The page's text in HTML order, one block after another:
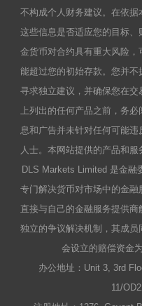
不构成个人财务建议。在依
这些信息是否适应您的目标
金货币对合约具有重大风险
能超过您的初始存款。您并
寻求独立建议，并确保您在
上列出的任何产品之前，务
息和广告并未针对任何可能
人士。本网站提供的产品和服
DLS Markets Limited 是金融
专门解决货币对市场中的金
直接与自己的金融服务提供
独立的争议解决机制，其成
会设立的赔偿资金
办公地址：Unit 3, 3rd
11/